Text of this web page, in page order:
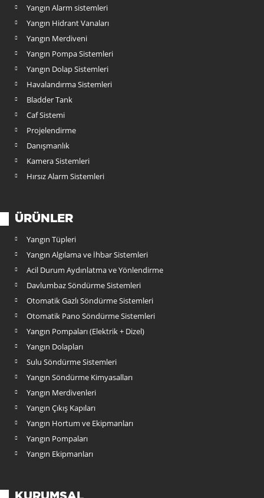
Yangın Alarm sistemleri
Yangın Hidrant Vanaları
Yangın Merdiveni
Yangın Pompa Sistemleri
Yangın Dolap Sistemleri
Havalandırma Sistemleri
Bladder Tank
Caf Sistemi
Projelendirme
Danışmanlık
Kamera Sistemleri
Hırsız Alarm Sistemleri
ÜRÜNLER
Yangın Tüpleri
Yangın Algılama ve İhbar Sistemleri
Acil Durum Aydınlatma ve Yönlendirme
Davlumbaz Söndürme Sistemleri
Otomatik Gazlı Söndürme Sistemleri
Otomatik Pano Söndürme Sistemleri
Yangın Pompaları (Elektrik + Dizel)
Yangın Dolapları
Sulu Söndürme Sistemleri
Yangın Söndürme Kimyasalları
Yangın Merdivenleri
Yangın Çıkış Kapıları
Yangın Hortum ve Ekipmanları
Yangın Pompaları
Yangın Ekipmanları